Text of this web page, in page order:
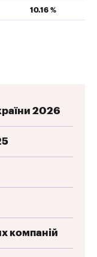
10.16 %
2026
компаній